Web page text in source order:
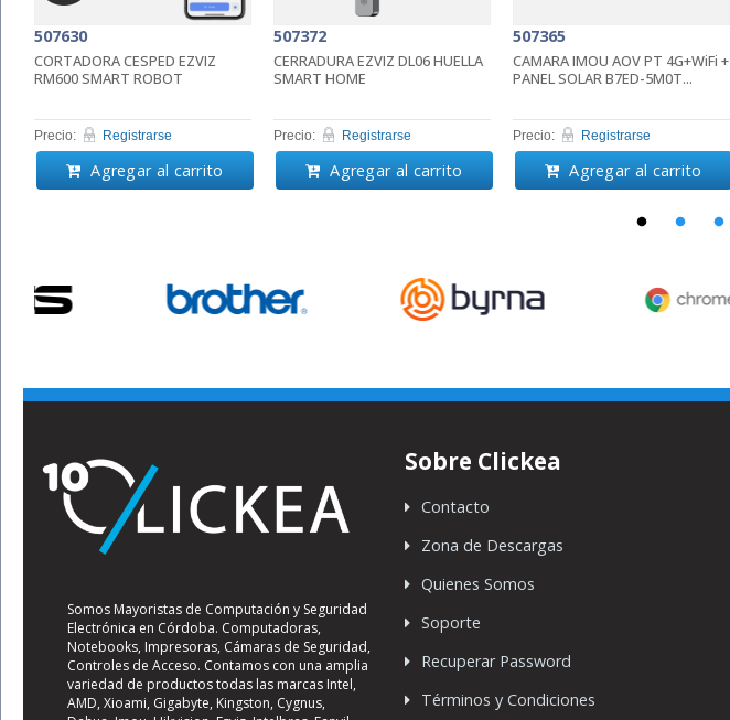
507630
CORTADORA CESPED EZVIZ
RM600 SMART ROBOT
Precio: Registrarse
Agregar al carrito
507372
CERRADURA EZVIZ DL06 HUELLA
SMART HOME
Precio: Registrarse
Agregar al carrito
507365
CAMARA IMOU AOV PT 4G+WiFi +
PANEL SOLAR B7ED-5M0T...
Precio: Registrarse
Agregar al carrito
Somos Mayoristas de Computación y Seguridad
Electrónica en Córdoba. Computadoras,
Notebooks, Impresoras, Cámaras de Seguridad,
Controles de Acceso. Contamos con una amplia
variedad de productos todas las marcas Intel,
AMD, Xioami, Gigabyte, Kingston, Cygnus,
Sobre Clickea
Contacto
Zona de Descargas
Quienes Somos
Soporte
Recuperar Password
Términos y Condiciones